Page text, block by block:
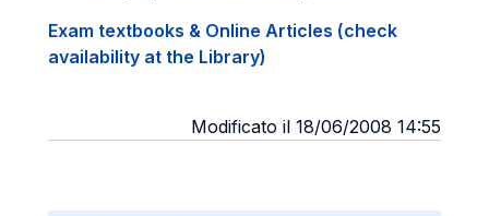
Exam textbooks & Online Articles (check
availability at the Library)
Modificato il 18/06/2008 14:55